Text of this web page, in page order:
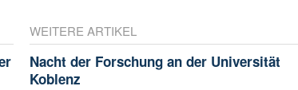
WEITERE ARTIKEL
Nacht der Forschung an der Universität
Koblenz